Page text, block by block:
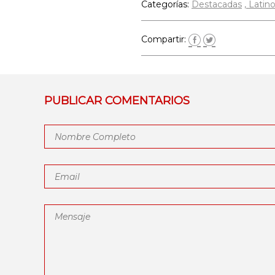
Categorías: Destacadas
Compartir:
PUBLICAR COMENTARIOS